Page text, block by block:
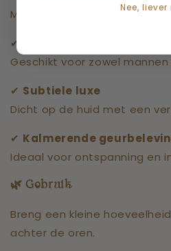
Mild voor de huid en
✔
Geschikt voor zowel
✔ Subtiele luxe
Dicht op de huid met een
✔ Kalmerende
Ideaal voor ontspanning en
🌿 Gebruik
Breng een kleine
achter de oren.
Nee, liever